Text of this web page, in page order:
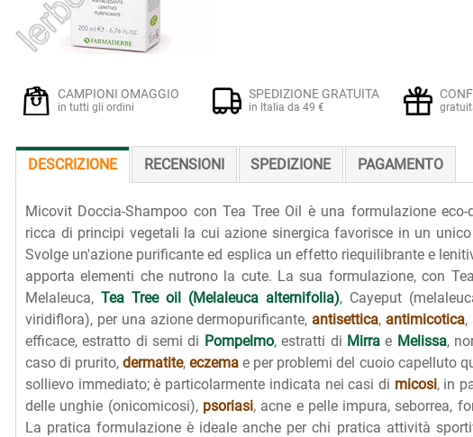
CAMPIONI OMAGGIO
in tutti gli ordini
SPEDIZIONE GRATUITA
in Italia da 49 €
DESCRIZIONE RECENSIONI SPEDIZIONE PAGAMENTO
Micovit Doccia-Shampoo con Tea Tree Oil è una formulazione
ricca di principi vegetali la cui azione sinergica favorisce in un
Svolge un'azione purificante ed esplica un effetto riequilibrante e
apporta elementi che nutrono la cute. La sua formulazione, con
Melaleuca, Tea Tree oil (Melaleuca alternifolia), Cayeput
viridiflora), per una azione dermopurificante, antisettica, antimicotica,
efficace, estratto di semi di Pompelmo, estratti di Mirrae Melissa,
caso di prurito,dermatite,eczema e per problemi del cuoio capelluto
sollievo immediato; è particolarmente indicata nei casi di micosi, in
delle unghie (onicomicosi), psoriasi, acne e pelle impura, seborrea,
La pratica formulazione è ideale anche per chi pratica attività